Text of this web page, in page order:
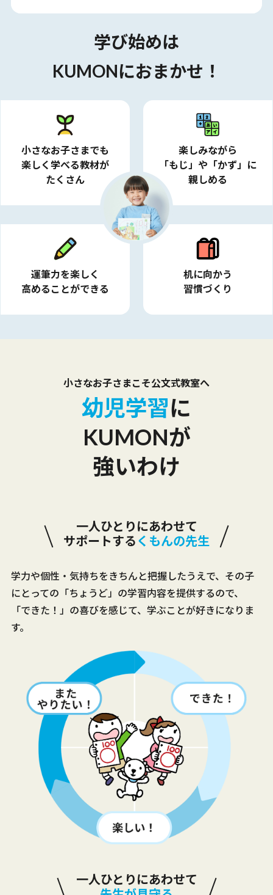
学び始めは
KUMONにおまかせ！
小さなお子さまでも
楽しく学べる教材が
たくさん
楽しみながら
「もじ」や「かず」に
親しめる
運筆力を楽しく
高めることができる
机に向かう
習慣づくり
小さなお子さまこそ公文式教室へ
幼児学習に
KUMONが
強いわけ
一人ひとりにあわせて
サポートする くもんの先生
学力や個性・気持ちをきちんと把握したうえで、その子
にとっての「ちょうど」の学習内容を提供するので、
「できた！」の喜びを感じて、学ぶことが好きになりま
す。
一人ひとりにあわせて